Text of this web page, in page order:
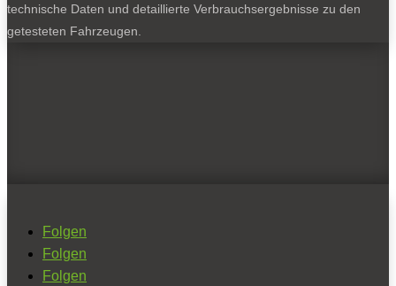
technische Daten und detaillierte Verbrauchsergebnisse zu den
getesteten Fahrzeugen.
Folgen
Folgen
Folgen